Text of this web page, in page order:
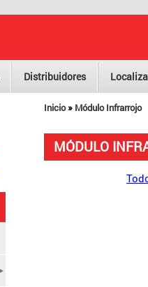
Distribuidores
Inicio» Módulo Infrarrojo
MÓDULO